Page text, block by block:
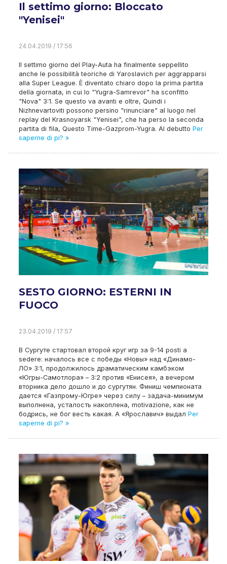
Il settimo giorno: Bloccato
"Yenisei"
24.04.2019 / 17:56
Il settimo giorno del Play-Auta ha finalmente seppellito
anche le possibilità teoriche di Yaroslavich per aggrapparsi
alla Super League. È diventato chiaro dopo la prima partita
della giornata, in cui lo "Yugra-Samrevor" ha sconfitto
"Nova" 3:1. Se questo va avanti e oltre, Quindi i
Nizhnevartoviti possono persino "rinunciare" al luogo nel
replay del Krasnoyarsk "Yenisei", che ha perso la seconda
partita di fila, Questo Time-Gazprom-Yugra. Al debutto Per
saperne di pi? »
SESTO GIORNO: ESTERNI IN
FUOCO
23.04.2019 / 17:57
В Сургуте стартовал второй круг игр за 9-14 posti a
sedere: началось все с победы «Новы» над «Динамо-
ЛО» 3:1, продолжилось драматическим камбэком
«Югры-Самотлора» – 3:2 против «Енисея», а вечером
вторника дело дошло и до сургутян. Финиш чемпионата
дается «Газпрому-Югре» через силу – задача-минимум
выполнена, усталость накоплена, motivazione, как не
бодрись, не бог весть какая. А «Ярославич» выдал Per
saperne di pi? »